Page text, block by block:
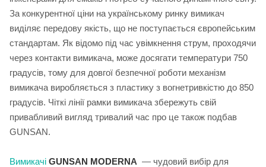
За конкурентної ціни на українському ринку вимикач
виділяє передову якість, що не поступається європейським
стандартам. Як відомо під час увімкнення струм, проходячи
через контакти вимикача, може досягати температури 750
градусів, тому для довгої безпечної роботи механізм
вимикача виробляється з пластику з вогнетривкістю до 850
градусів. Чіткі лінії рамки вимикача збережуть свій
привабливий вигляд тривалий час про це також подбав
GUNSAN.
Вимикачі GUNSAN MODERNA — чудовий вибір для